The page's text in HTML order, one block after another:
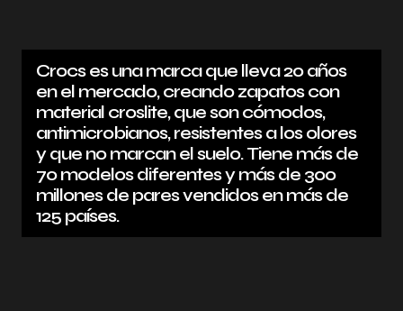
Crocs es una marca que lleva 20 años
en el mercado, creando zapatos con
material croslite, que son cómodos,
antimicrobianos, resistentes a los olores
y que no marcan el suelo. Tiene más de
70 modelos diferentes y más de 300
millones de pares vendidos en más de
125 países.